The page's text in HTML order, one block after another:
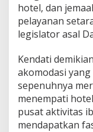
hotel, dan
pelayanan
legislator asal
Kendati
akomodasi
sepenuhnya
menempati
pusat aktivitas
mendapatkan